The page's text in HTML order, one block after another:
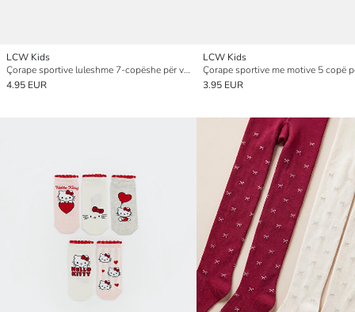
LCW Kids
Çorape sportive luleshme 7-copëshe për vajza
4.95 EUR
LCW Kids
Çorape sportive me motive 5 copë
3.95 EUR